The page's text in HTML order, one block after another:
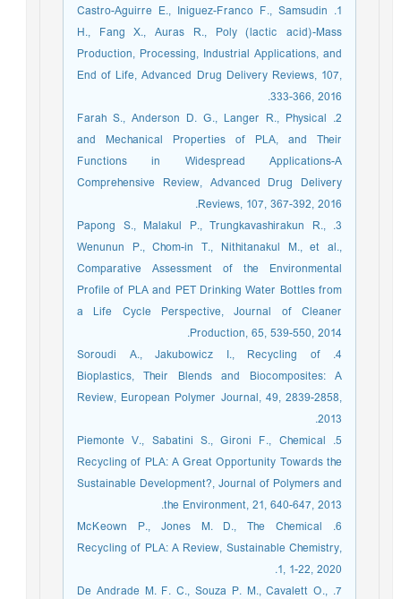
1. Castro-Aguirre E., Iniguez-Franco F., Samsudin
H., Fang X., Auras R., Poly (lactic acid)-Mass
Production, Processing, Industrial Applications, and
End of Life, Advanced Drug Delivery Reviews, 107,
333-366, 2016.
2. Farah S., Anderson D. G., Langer R., Physical
and Mechanical Properties of PLA, and Their
Functions in Widespread Applications-A
Comprehensive Review, Advanced Drug Delivery
Reviews, 107, 367-392, 2016.
3. Papong S., Malakul P., Trungkavashirakun R.,
Wenunun P., Chom-in T., Nithitanakul M., et al.,
Comparative Assessment of the Environmental
Profile of PLA and PET Drinking Water Bottles from
a Life Cycle Perspective, Journal of Cleaner
Production, 65, 539-550, 2014.
4. Soroudi A., Jakubowicz I., Recycling of
Bioplastics, Their Blends and Biocomposites: A
Review, European Polymer Journal, 49, 2839-2858,
2013.
5. Piemonte V., Sabatini S., Gironi F., Chemical
Recycling of PLA: A Great Opportunity Towards the
Sustainable Development?, Journal of Polymers and
the Environment, 21, 640-647, 2013.
6. McKeown P., Jones M. D., The Chemical
Recycling of PLA: A Review, Sustainable Chemistry,
1, 1-22, 2020.
7. De Andrade M. F. C., Souza P. M., Cavalett O.,